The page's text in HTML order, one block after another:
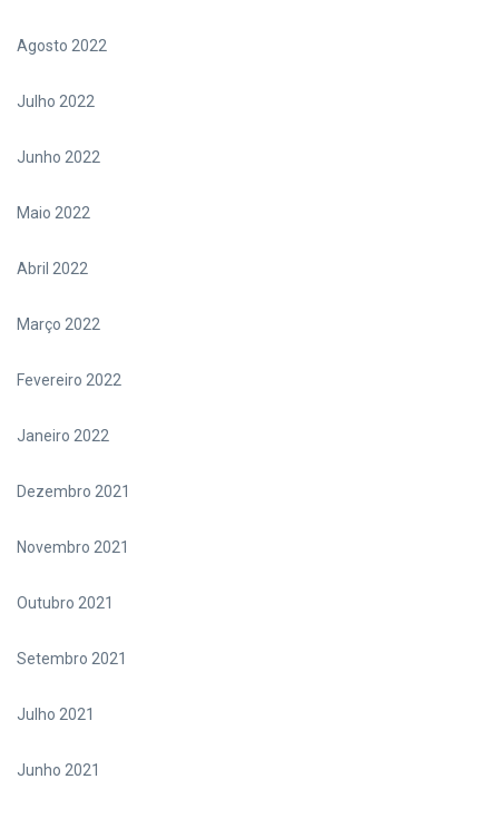
Agosto 2022
Julho 2022
Junho 2022
Maio 2022
Abril 2022
Março 2022
Fevereiro 2022
Janeiro 2022
Dezembro 2021
Novembro 2021
Outubro 2021
Setembro 2021
Julho 2021
Junho 2021